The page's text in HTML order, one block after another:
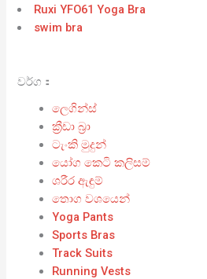
Ruxi YFO61 Yoga Bra
swim bra
වර්ග：
ලෙගින්ස්
ක්‍රීඩා බ්‍රා
ටැංකි මුදුන්
යෝග කෙටි කලිසම්
ශරීර ඇඳුම්
තොග වශයෙන්
Yoga Pants
Sports Bras
Track Suits
Running Vests